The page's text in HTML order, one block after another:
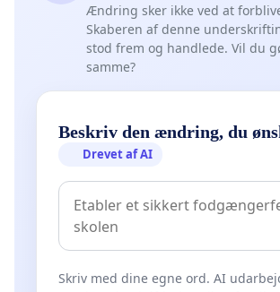
Ændring sker ikke ved at
Skaberen af denne
stod frem og handlede. Vil du
samme?
Beskriv den ændring, du
Drevet af AI
Skriv med dine egne ord. AI